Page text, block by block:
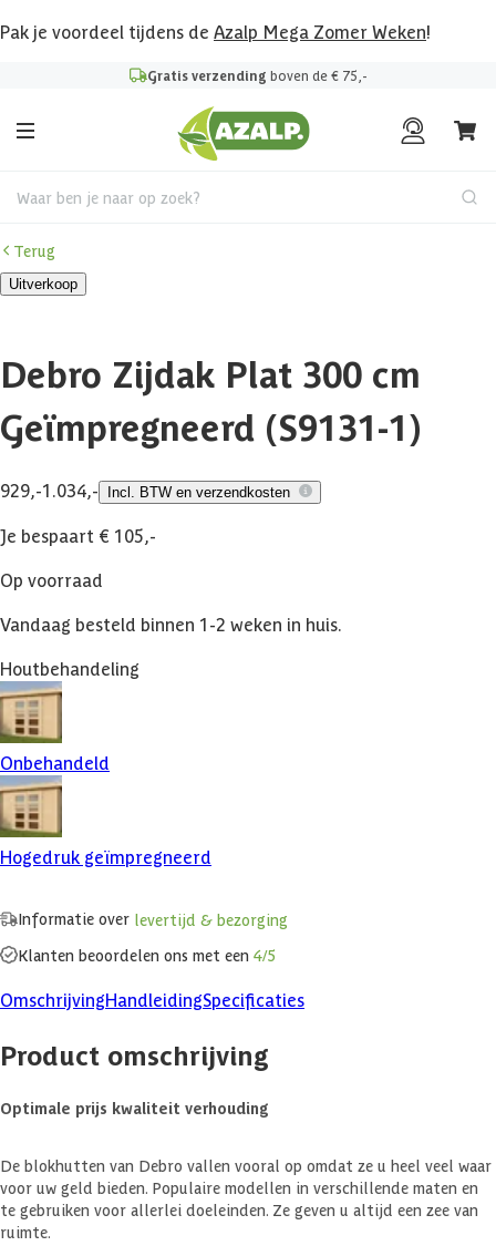
Pak je voordeel tijdens de Azalp Mega Zomer Weken!
Gratis verzending boven de € 75,-
Waar ben je naar op zoek?
Terug
Uitverkoop
Debro Zijdak Plat 300 cm
Geïmpregneerd (S9131-1)
929,-1.034,- Incl. BTW en verzendkosten
Je bespaart € 105,-
Op voorraad
Vandaag besteld binnen 1-2 weken in huis.
Houtbehandeling
Onbehandeld
Hogedruk geïmpregneerd
Informatie over levertijd & bezorging
Klanten beoordelen ons met een 4/5
OmschrijvingHandleidingSpecificaties
Product omschrijving
Optimale prijs kwaliteit verhouding
De blokhutten van Debro vallen vooral op omdat ze u heel veel waar
voor uw geld bieden. Populaire modellen in verschillende maten en
te gebruiken voor allerlei doeleinden. Ze geven u altijd een zee van
ruimte.